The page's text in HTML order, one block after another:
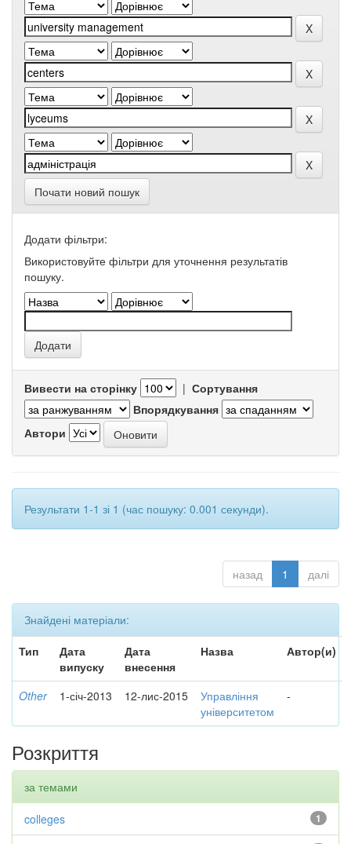
Почати новий пошук
Додати фільтри:
Використовуйте фільтри для уточнення результатів
пошуку.
Вивести на сторінку | Сортування
Впорядкування
Автори
Результати 1-1 зі 1 (час пошуку: 0.001 секунди).
назад 1 далі
Знайдені матеріали:
Тип
Дата
випуску
Дата
внесення
Назва Автор(и)
Other 1-січ-2013 12-лис-2015
Управління
університетом
-
Розкриття
за темами
1
colleges